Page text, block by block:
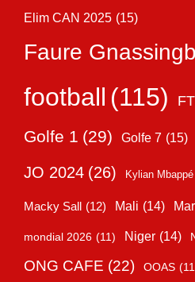
Elim CAN 2025 (15)
Faure
football (115)
Golfe 1 (29) Golfe 7 (15)
JO 2024 (26) Kylian Mbappé
Macky Sall (12) Mali (14)
mondial 2026 (11) Niger (14)
ONG CAFE (22) OOAS